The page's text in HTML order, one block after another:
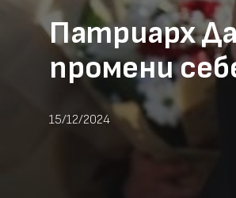
Патриарх
промени
15/12/2024